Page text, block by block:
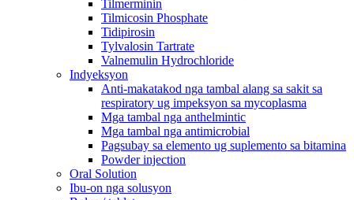
Tilmerminin
Tilmicosin Phosphate
Tidipirosin
Tylvalosin Tartrate
Valnemulin Hydrochloride
Indyeksyon
Anti-makatakod nga tambal alang sa sakit sa
respiratory ug impeksyon sa mycoplasma
Mga tambal nga anthelmintic
Mga tambal nga antimicrobial
Pagsubay sa elemento ug suplemento sa bitamina
Powder injection
Oral Solution
Ibu-on nga solusyon